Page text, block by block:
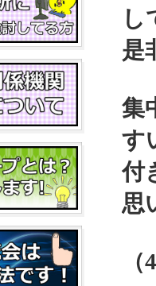
し
是
集
す
付
思